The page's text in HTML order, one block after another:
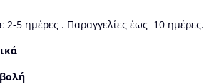
2-5 ημέρες . Παραγγελίες έως 10 ημέρες.